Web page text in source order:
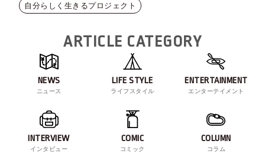
自分らしく生きるプロジェクト
ARTICLE CATEGORY
NEWS
ニュース
LIFE STYLE
ライフスタイル
ENTERTAINMENT
エンターテイメント
INTERVIEW
インタビュー
COMIC
コミック
COLUMN
コラム